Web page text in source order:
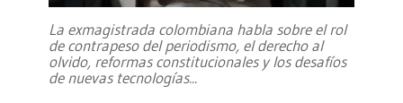
La exmagistrada colombiana habla sobre el rol
de contrapeso del periodismo, el derecho al
olvido, reformas constitucionales y los desafíos
de nuevas tecnologías...